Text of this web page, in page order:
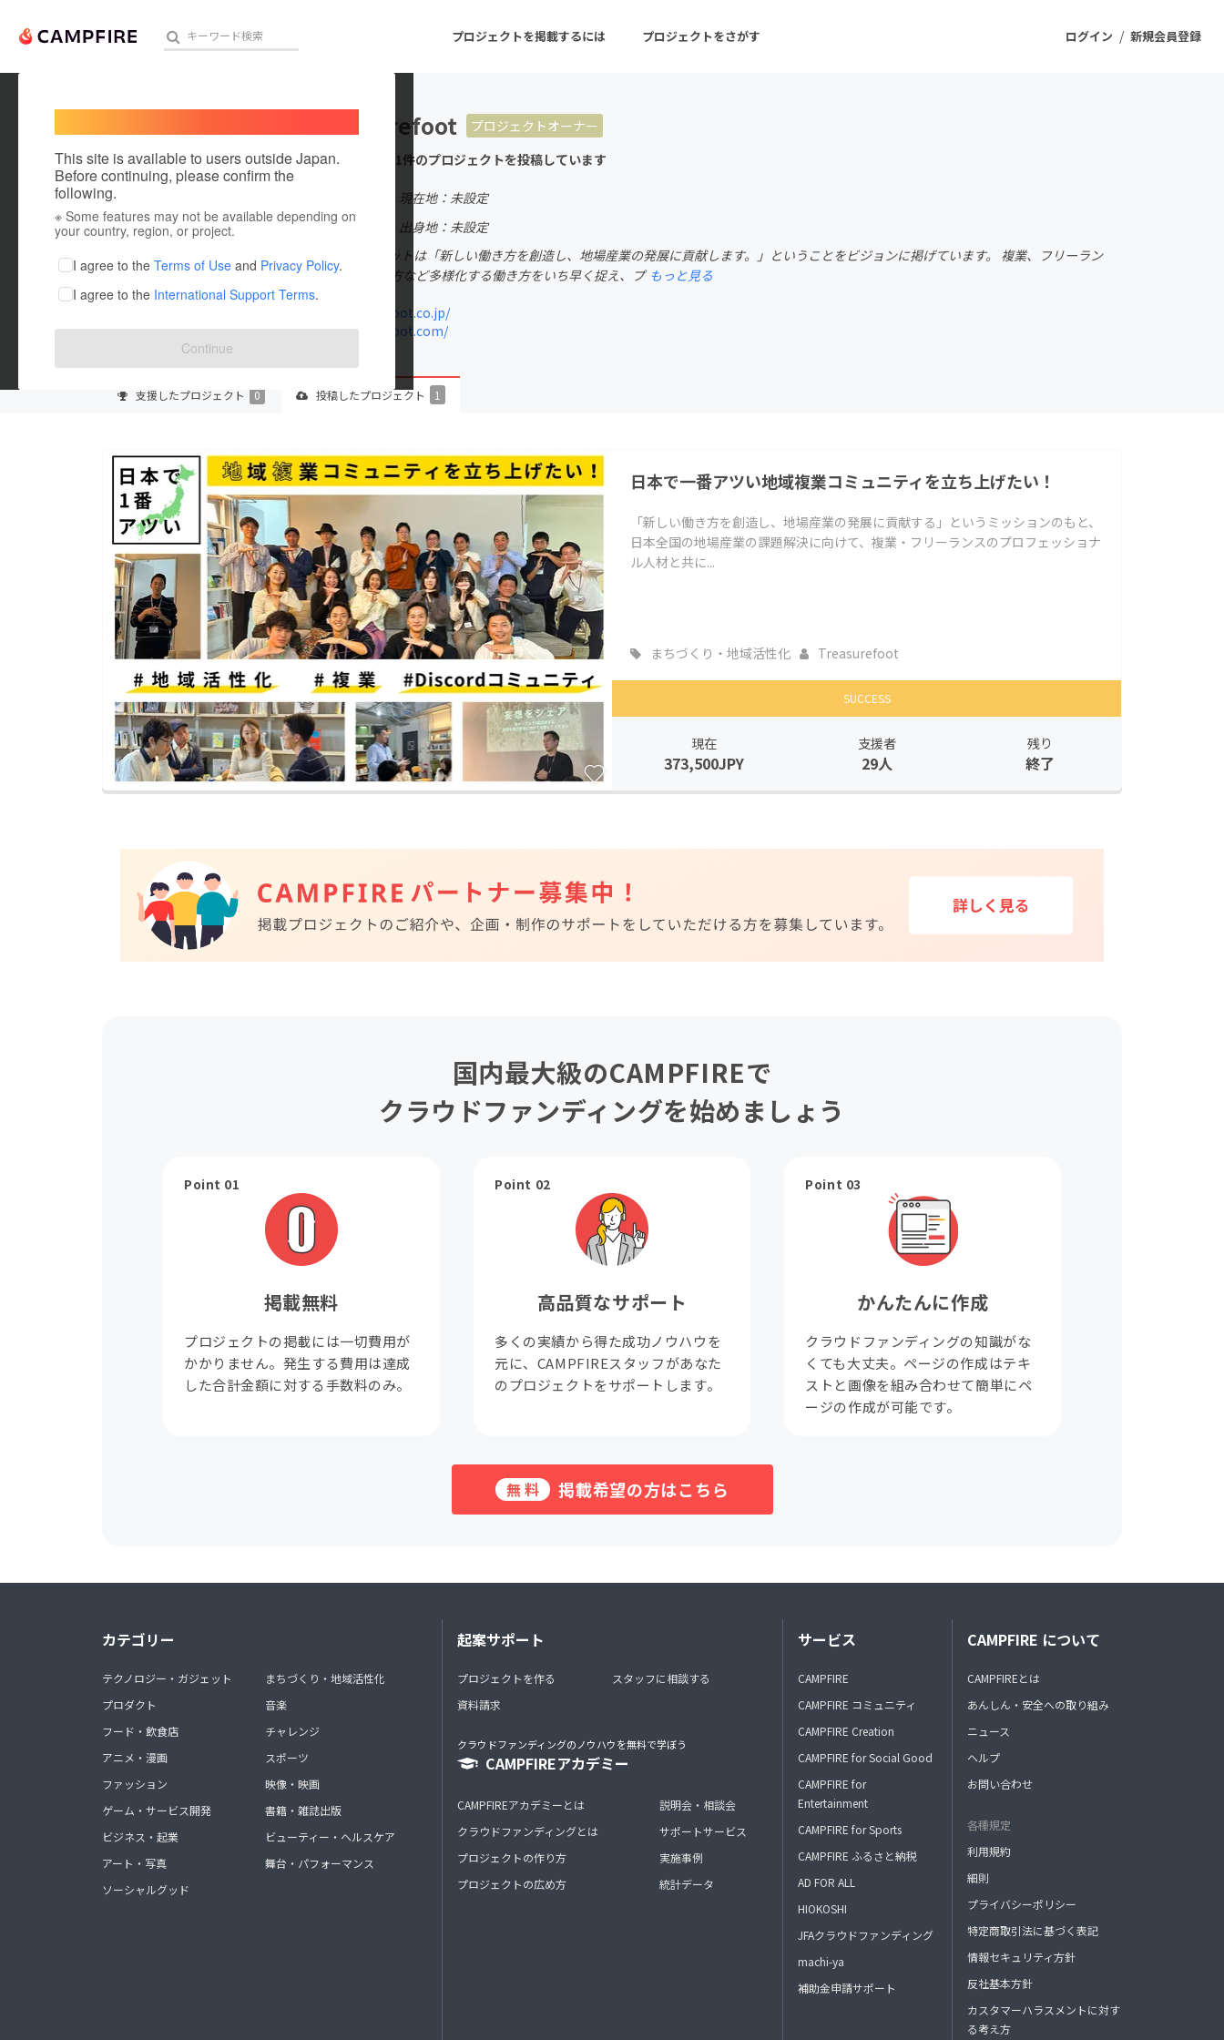
ログイン / 新規会員登録
プロジェクトを掲載するには プロジェクトをさがす
人気のプロジェクト 注目のリターン 注目の新着プロジェクト
アート・写真 音楽
テクノロジー・ガジェット
ゲーム・サービス開発 フード・飲食店
ファッション
映像・映画
ビジネス・起業
チャレンジ
まちづくり・地域活性化
CAMPFIREふるさと納税
This site is available to users outside Japan.
Before continuing, please confirm the
following.
※ Some features may not be available depending on
your country, region, or project.
I agree to the Terms of Use and Privacy Policy.
I agree to the International Support Terms.
Continue
Treasurefoot
プロジェクトオーナー
これまでに1件のプロジェクトを投稿しています
現在地：未設定
出身国：日本
出身地：未設定
トレジャーフットは「新しい働き方を創造し、地場産業の発展に貢献します。」ということをビジョンに掲げています。 複業、フリーラン
ス、専門家の方など多様化する働き方をいち早く捉え、プ もっと見る
treasurefoot.co.jp/
treasurefoot.com/
支援したプロジェクト 0 投稿したプロジェクト 1
日本で一番アツい地域複業コミュニティを立ち上げたい！
「新しい働き方を創造し、地場産業の発展に貢献する」というミッションのもと、
日本全国の地場産業の課題解決に向けて、複業・フリーランスのプロフェッショナ
ル人材と共に...
まちづくり・地域活性化 Treasurefoot
SUCCESS
現在
373,500JPY
支援者
29人
残り
終了
国内最大級のCAMPFIREで
クラウドファンディングを始めましょう
Point 01
掲載無料
プロジェクトの掲載には一切費用が
かかりません。発生する費用は達成
した合計金額に対する手数料のみ。
Point 02
高品質なサポート
多くの実績から得た成功ノウハウを
元に、CAMPFIREスタッフがあなた
のプロジェクトをサポートします。
Point 03
かんたんに作成
クラウドファンディングの知識がな
くても大丈夫。ページの作成はテキ
ストと画像を組み合わせて簡単にペ
ージの作成が可能です。
無料 掲載希望の方はこちら
カテゴリー
テクノロジー・ガジェット
プロダクト
フード・飲食店
アニメ・漫画
ファッション
ゲーム・サービス開発
ビジネス・起業
アート・写真
ソーシャルグッド
まちづくり・地域活性化
音楽
チャレンジ
スポーツ
映像・映画
書籍・雑誌出版
ビューティー・ヘルスケア
舞台・パフォーマンス
起案サポート
プロジェクトを作る
資料請求
スタッフに相談する
クラウドファンディングのノウハウを無料で学ぼう
CAMPFIREアカデミー
CAMPFIREアカデミーとは
クラウドファンディングとは
プロジェクトの作り方
プロジェクトの広め方
説明会・相談会
サポートサービス
実施事例
統計データ
サービス
CAMPFIRE
CAMPFIRE コミュニティ
CAMPFIRE Creation
CAMPFIRE for Social Good
CAMPFIRE for
Entertainment
CAMPFIRE for Sports
CAMPFIRE ふるさと納税
AD FOR ALL
HIOKOSHI
JFAクラウドファンディング
machi-ya
補助金申請サポート
CAMPFIRE について
CAMPFIREとは
あんしん・安全への取り組み
ニュース
ヘルプ
お問い合わせ
各種規定
利用規約
細則
プライバシーポリシー
特定商取引法に基づく表記
情報セキュリティ方針
反社基本方針
カスタマーハラスメントに対す
る考え方